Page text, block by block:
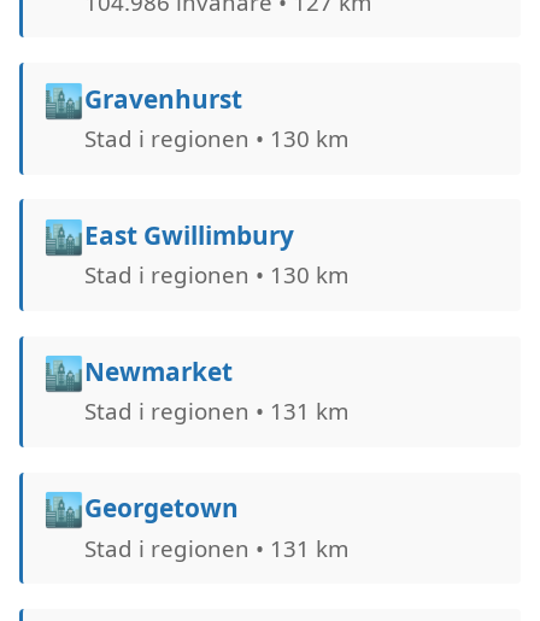
🏙️Gravenhurst
Stad i regionen • 130 km
🏙️East Gwillimbury
Stad i regionen • 130 km
🏙️Newmarket
Stad i regionen • 131 km
🏙️Georgetown
Stad i regionen • 131 km